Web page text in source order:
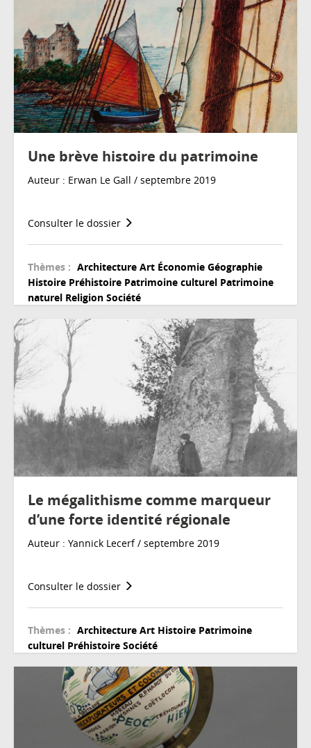
Une brève histoire du patrimoine
Auteur : Erwan Le Gall / septembre 2019
Consulter le dossier
Thèmes : Architecture Art Économie Géographie
Histoire Préhistoire Patrimoine culturel Patrimoine
naturel Religion Société
Le mégalithisme comme marqueur
d’une forte identité régionale
Auteur : Yannick Lecerf / septembre 2019
Consulter le dossier
Thèmes : Architecture Art Histoire Patrimoine
culturel Préhistoire Société